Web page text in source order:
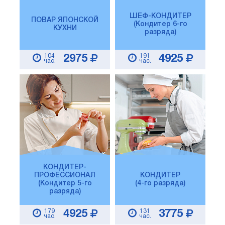
ПОВАР ЯПОНСКОЙ
КУХНИ
104
час.
2975
ШЕФ-КОНДИТЕР
(Кондитер 6-го
разряда)
191
час.
4925
КОНДИТЕР-
ПРОФЕССИОНАЛ
(Кондитер 5-го
разряда)
179
час.
4925
КОНДИТЕР
(4-го разряда)
131
час.
3775